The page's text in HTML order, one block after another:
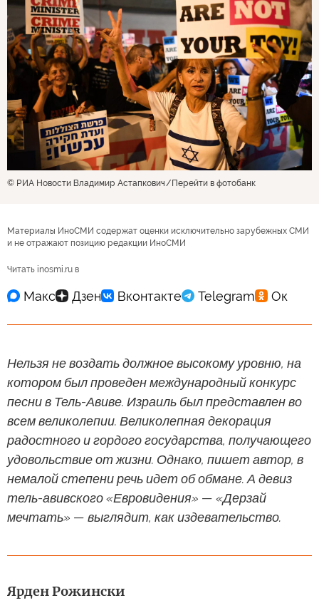
© РИА Новости Владимир Астапкович Перейти в фотобанк
Материалы ИноСМИ содержат оценки исключительно зарубежных СМИ
и не отражают позицию редакции ИноСМИ
Читать inosmi.ru в
Нельзя не воздать должное высокому уровню, на
котором был проведен международный конкурс
песни в Тель-Авиве. Израиль был представлен во
всем великолепии. Великолепная декорация
радостного и гордого государства, получающего
удовольствие от жизни. Однако, пишет автор, в
немалой степени речь идет об обмане. А девиз
тель-авивского «Евровидения» — «Дерзай
мечтать» — выглядит, как издевательство.
Ярден Рожински